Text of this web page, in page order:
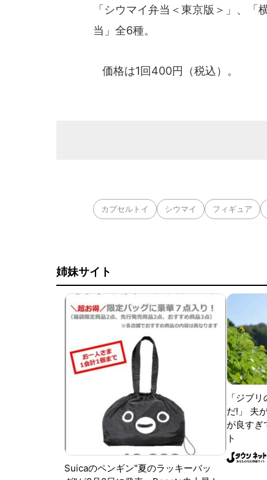
「シウマイ弁当＜東京版＞」、
当」全6種。
価格は1回400円（税込）。
カプセルトイ シウマイ フィギュア
姉妹サイト
Suicaのペンギン"夏のラッキーバッ
「ジブ
だ!」 夫
が良すぎ
ト